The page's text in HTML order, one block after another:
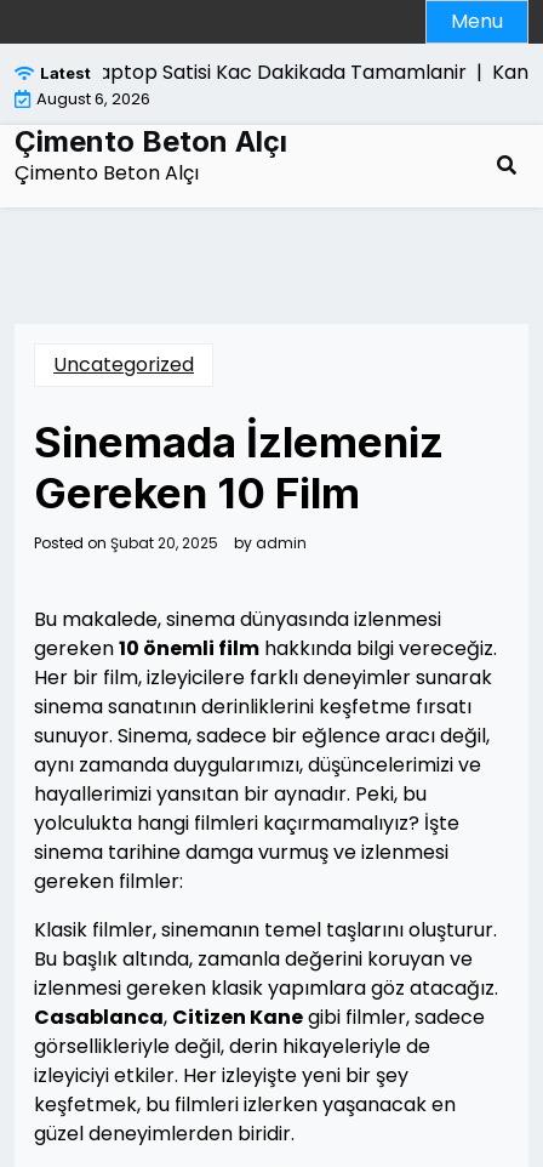
to
content
Menu
LatestLaptop Satisi Kac Dakikada Tamamlanir |
August 6, 2026
Çimento Beton Alçı
Çimento Beton Alçı
Uncategorized
Sinemada İzlemeniz
Gereken 10 Film
Posted on Şubat 20, 2025 byadmin
Bu makalede, sinema dünyasında izlenmesi
gereken10 önemli film hakkında bilgi vereceğiz.
Her bir film, izleyicilere farklı deneyimler sunarak
sinema sanatının derinliklerini keşfetme fırsatı
sunuyor. Sinema, sadece bir eğlence aracı değil,
aynı zamanda duygularımızı, düşüncelerimizi ve
hayallerimizi yansıtan bir aynadır. Peki, bu
yolculukta hangi filmleri kaçırmamalıyız? İşte
sinema tarihine damga vurmuş ve izlenmesi
gereken filmler:
Klasik filmler, sinemanın temel taşlarını oluşturur.
Bu başlık altında, zamanla değerini koruyan ve
izlenmesi gereken klasik yapımlara göz atacağız.
Casablanca, Citizen Kanegibi filmler, sadece
görsellikleriyle değil, derin hikayeleriyle de
izleyiciyi etkiler. Her izleyişte yeni bir şey
keşfetmek, bu filmleri izlerken yaşanacak en
güzel deneyimlerden biridir.